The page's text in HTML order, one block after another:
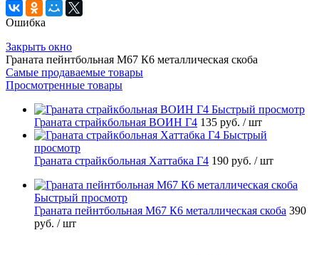
Ошибка
Закрыть окно
Граната пейнтбольная М67 К6 металлическая скоба
Самые продаваемые товары
Просмотренные товары
Быстрый просмотр
Граната страйкбольная ВОИН Г4 135 руб. / шт
Быстрый
просмотр
Граната страйкбольная Хаттабка Г4 190 руб. / шт
Быстрый просмотр
Граната пейнтбольная М67 К6 металлическая скоба 390
руб. / шт